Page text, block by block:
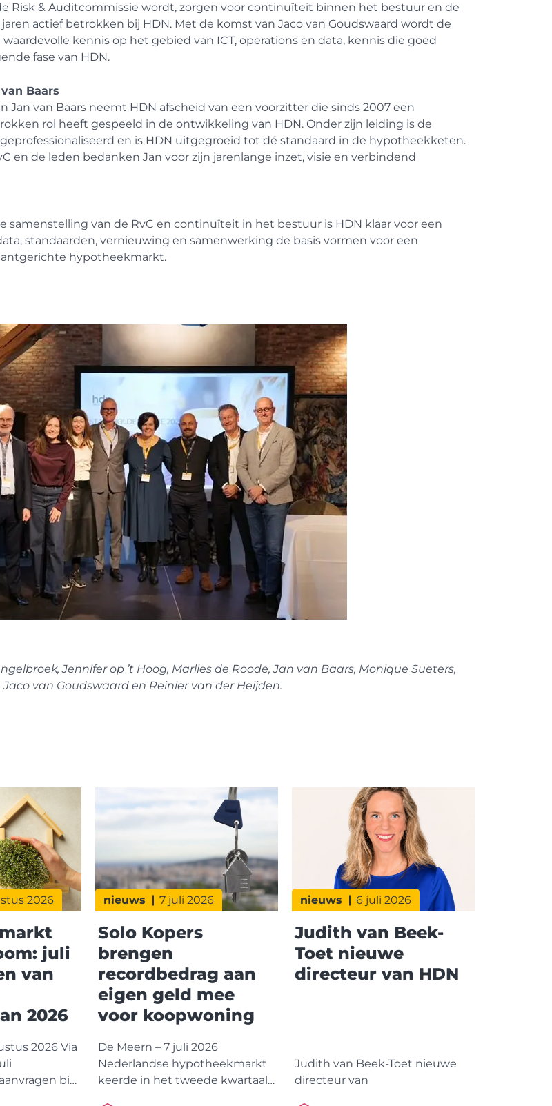
Risk & Auditcommissie wordt, zorgen voor continuïteit binnen het bestuur en de
jaren actief betrokken bij HDN. Met de komst van Jaco van Goudswaard wordt de
kennis op het gebied van ICT, operations en data, kennis die goed
fase van HDN.
Baars
Jan van Baars neemt HDN afscheid van een voorzitter die sinds 2007 een
rol heeft gespeeld in de ontwikkeling van HDN. Onder zijn leiding is de
en is HDN uitgegroeid tot dé standaard in de hypotheekketen.
en de leden bedanken Jan voor zijn jarenlange inzet, visie en verbindend
samenstelling van de RvC en continuïteit in het bestuur is HDN klaar voor een
standaarden, vernieuwing en samenwerking de basis vormen voor een
hypotheekmarkt.
, Jennifer op ’t Hoog, Marlies de Roode, Jan van Baars, Monique Sueters,
Jaco van Goudswaard en Reinier van der Heijden.
2026
juli
van
2026
2026 Via
bin
nieuws 7 juli 2026
Solo Kopers
brengen
recordbedrag aan
eigen geld mee
voor koopwoning
De Meern – 7 juli 2026
Nederlandse hypotheekmarkt
keerde in het tweede kwartaal
nieuws 6 juli 2026
Judith van Beek-
Toet nieuwe
directeur van HDN
Judith van Beek-Toet nieuwe
directeur van